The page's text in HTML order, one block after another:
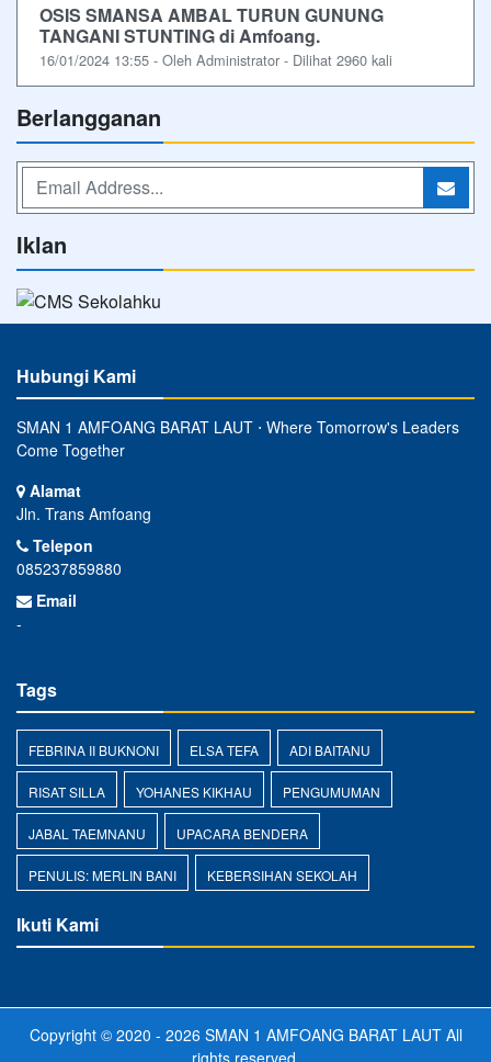
OSIS SMANSA AMBAL TURUN GUNUNG
TANGANI STUNTING di Amfoang.
16/01/2024 13:55 - Oleh Administrator - Dilihat 2960 kali
Berlangganan
Iklan
Hubungi Kami
SMAN 1 AMFOANG BARAT LAUT ⋅ Where Tomorrow's Leaders
Come Together
Alamat
Jln. Trans Amfoang
Telepon
085237859880
Email
-
Tags
FEBRINA II BUKNONI ELSA TEFA ADI BAITANU
RISAT SILLA YOHANES KIKHAU PENGUMUMAN
JABAL TAEMNANU UPACARA BENDERA
PENULIS: MERLIN BANI KEBERSIHAN SEKOLAH
Ikuti Kami
Copyright © 2020 - 2026 SMAN 1 AMFOANG BARAT LAUTAll
rights reserved.